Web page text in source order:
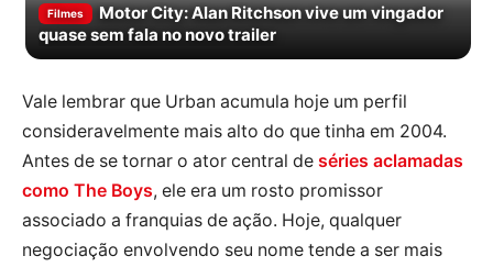
Filmes
Motor City: Alan Ritchson vive um vingador
quase sem fala no novo trailer
Vale lembrar que Urban acumula hoje um perfil
consideravelmente mais alto do que tinha em 2004.
Antes de se tornar o ator central de séries aclamadas
como The Boys, ele era um rosto promissor
associado a franquias de ação. Hoje, qualquer
negociação envolvendo seu nome tende a ser mais